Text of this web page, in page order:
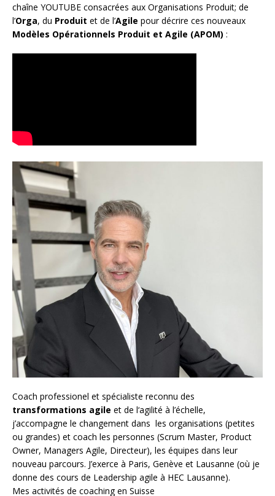
chaîne YOUTUBE consacrées aux Organisations Produit; de
l’Orga, du Produit et de l’Agile pour décrire ces nouveaux
Modèles Opérationnels Produit et Agile (APOM) :
Coach professionel et spécialiste reconnu des
transformations agile et de l‘agilité à l’échelle,
j’accompagne le changement dans les organisations (petites
ou grandes) et coach les personnes (Scrum Master, Product
Owner, Managers Agile, Directeur), les équipes dans leur
nouveau parcours. J’exerce à Paris, Genève et Lausanne (où je
donne des cours de Leadership agile à HEC Lausanne).
Mes activités de coaching en Suisse